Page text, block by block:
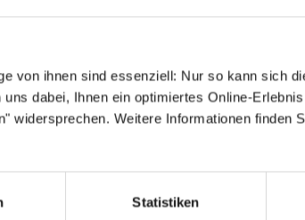
von ihnen sind essenziell: Nur so kann sich
dabei, Ihnen ein optimiertes Online-
widersprechen. Weitere Informationen finden
Statistiken
Abschätzung des individuellen Herz-
Maßnahmen inkl. Lebensstilmodifikation)